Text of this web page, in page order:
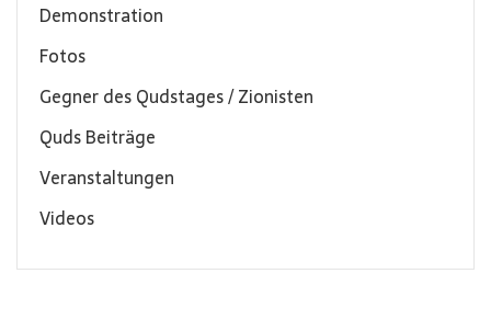
Demonstration
Fotos
Gegner des Qudstages / Zionisten
Quds Beiträge
Veranstaltungen
Videos